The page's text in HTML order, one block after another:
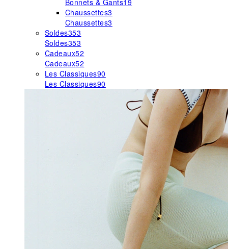
Bonnets & Gants19
Chaussettes3
Chaussettes3
Soldes353
Soldes353
Cadeaux52
Cadeaux52
Les Classiques90
Les Classiques90